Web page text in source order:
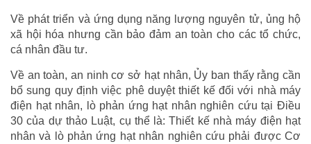
Về phát triển và ứng dụng năng lượng nguyên tử, ủng hộ
xã hội hóa nhưng cần bảo đảm an toàn cho các tổ chức,
cá nhân đầu tư.
Về an toàn, an ninh cơ sở hạt nhân, Ủy ban thấy rằng cần
bổ sung quy định việc phê duyệt thiết kế đối với nhà máy
điện hạt nhân, lò phản ứng hạt nhân nghiên cứu tại Điều
30 của dự thảo Luật, cụ thể là: Thiết kế nhà máy điện hạt
nhân và lò phản ứng hạt nhân nghiên cứu phải được Cơ